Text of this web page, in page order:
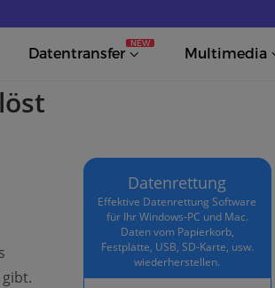
Datentransfer
NEW
Multimedia
Datenrettung
Effektive Datenrettung Software
für Ihr Windows-PC und Mac.
Daten vom Papierkorb,
Festplatte, USB, SD-Karte, usw.
wiederherstellen.